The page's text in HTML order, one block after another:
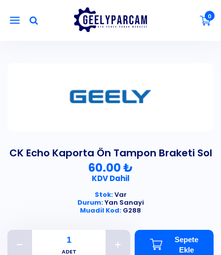
0
CK Echo Kaporta Ön Tampon Braketi Sol
60.00 ₺
KDV Dahil
Stok:Var
Durum:Yan Sanayi
Muadil Kod: G288
Sepete
Ekle